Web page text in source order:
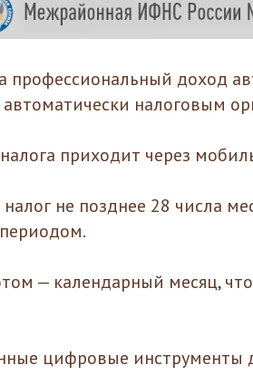
профессиональный доход
автоматически налоговым
приходит через
не позднее 28 числа
— календарный месяц,
цифровые инструменты